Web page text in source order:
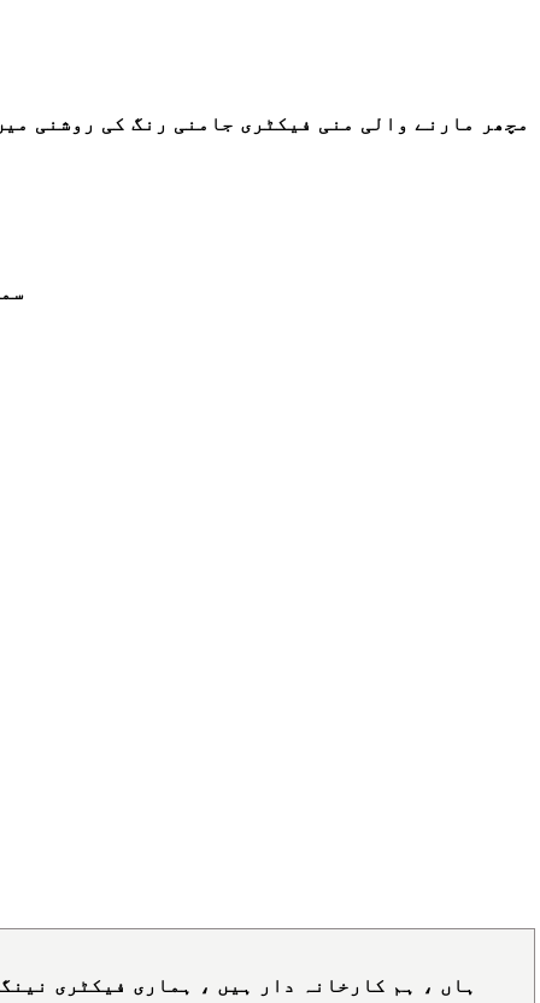
مچھر مارنے والی منی فیکٹری جامنی رنگ کی روشنی
ہاں ، ہم کارخانہ دار ہیں ، ہماری فیکٹری